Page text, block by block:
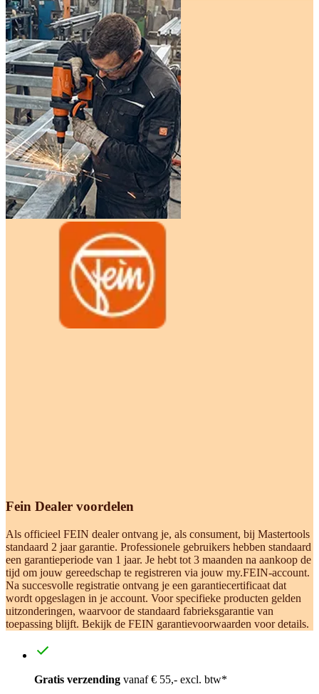
Fein Dealer voordelen
Als officieel FEIN dealer ontvang je, als consument, bij Mastertools
standaard 2 jaar garantie. Professionele gebruikers hebben standaard
een garantieperiode van 1 jaar. Je hebt tot 3 maanden na aankoop de
tijd om jouw gereedschap te registreren via jouw my.FEIN-account.
Na succesvolle registratie ontvang je een garantiecertificaat dat
wordt opgeslagen in je account. Voor specifieke producten gelden
uitzonderingen, waarvoor de standaard fabrieksgarantie van
toepassing blijft. Bekijk de FEIN garantievoorwaarden voor details.
Gratis verzending vanaf € 55,- excl. btw*